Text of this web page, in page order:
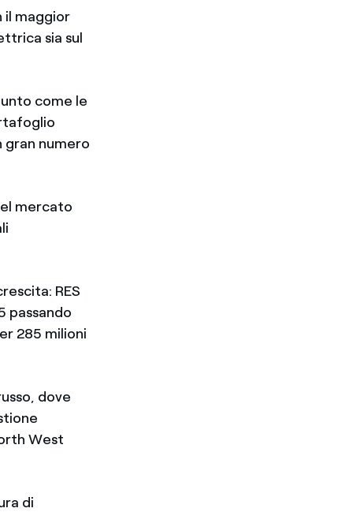
il maggior
sia sul
come le
gran numero
mercato
RES
passando
285 milioni
dove
West
di